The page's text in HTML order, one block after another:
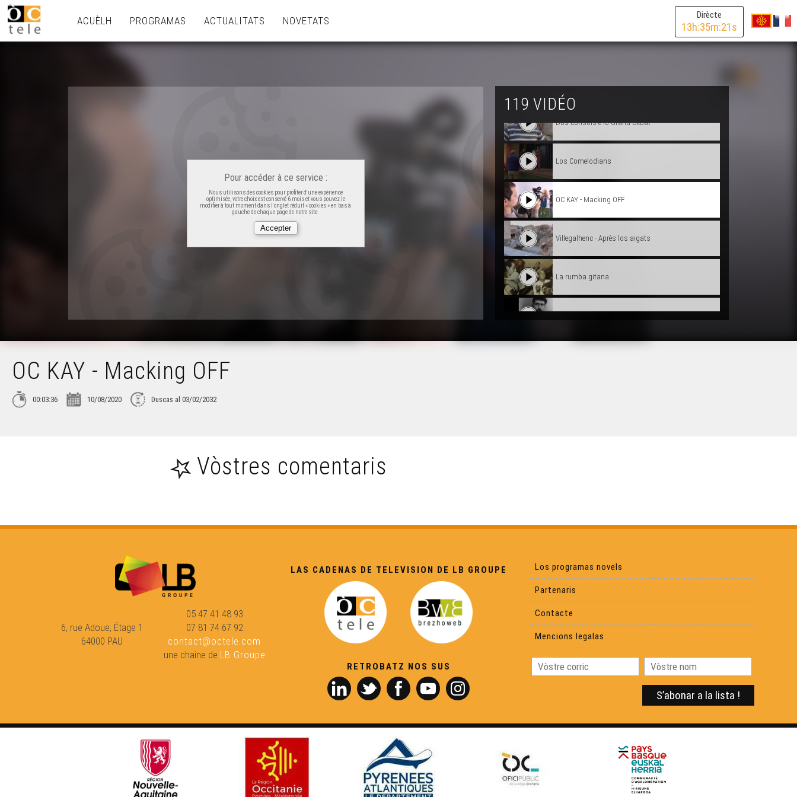
Dirècte
13h:35m:21s
ACUÈLH PROGRAMAS ACTUALITATS NOVETATS
Pour accéder à ce service :
Nous utilisons des cookies pour profiter d'une expérience
optimisée, votre choix est conservé 6 mois et vous pouvez le
modifier à tout moment dans l'onglet réduit « cookies » en bas à
gauche de chaque page de notre site.
119 VIDÉO
A la descobèrta deu CAP'ÒC
Agricultura : amb o sens produits fitosanitaris ?
Dos cònsols e lo Grand Débat
Los Comelodians
OC KAY - Macking OFF
Villegalhenc - Après los aigats
La rumba gitana
Vrenhas, biò e Brexit
Lo rambalh de la Sent Martin
Familha en lenga a Garlin
OC KAY - Macking OFF
00:03:36 10/08/2020 Duscas al 03/02/2032
Vòstres comentaris
6, rue Adoue, Étage 1
64000 PAU
05 47 41 48 93
07 81 74 67 92
contact@octele.com
une chaine de LB Groupe
LAS CADENAS DE TELEVISION DE LB GROUPE
RETROBATZ NOS SUS
Los programas novels
Partenaris
Contacte
Mencions legalas